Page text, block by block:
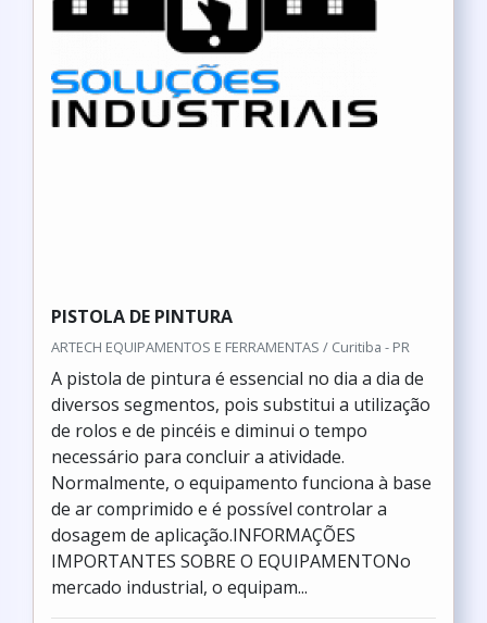
PISTOLA DE PINTURA
ARTECH EQUIPAMENTOS E FERRAMENTAS / Curitiba - PR
A pistola de pintura é essencial no dia a dia de
diversos segmentos, pois substitui a utilização
de rolos e de pincéis e diminui o tempo
necessário para concluir a atividade.
Normalmente, o equipamento funciona à base
de ar comprimido e é possível controlar a
dosagem de aplicação.INFORMAÇÕES
IMPORTANTES SOBRE O EQUIPAMENTONo
mercado industrial, o equipam...